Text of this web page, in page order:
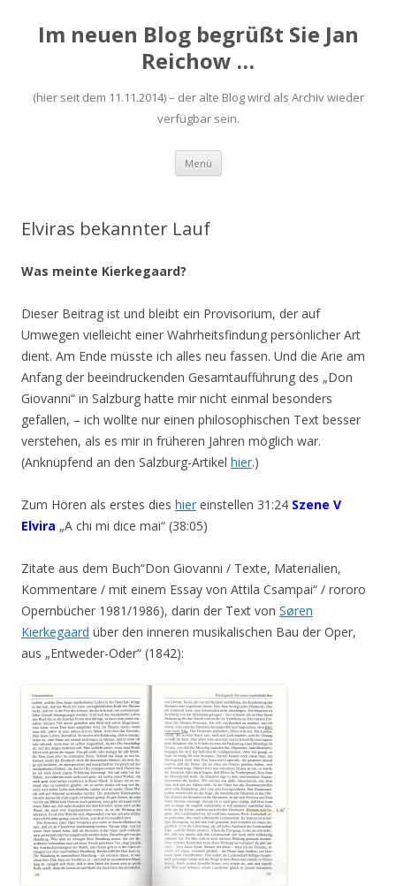
Im neuen Blog begrüßt Sie Jan
Reichow …
(hier seit dem 11.11.2014) – der alte Blog wird als Archiv wieder
verfügbar sein.
Menü Zum
springen
Elviras bekannter Lauf
Was meinte Kierkegaard?
Dieser Beitrag ist und bleibt ein Provisorium, der auf
Umwegen vielleicht einer Wahrheitsfindung persönlicher Art
dient. Am Ende müsste ich alles neu fassen. Und die Arie am
Anfang der beeindruckenden Gesamtaufführung des „Don
Giovanni“ in Salzburg hatte mir nicht einmal besonders
gefallen, – ich wollte nur einen philosophischen Text besser
verstehen, als es mir in früheren Jahren möglich war.
(Anknüpfend an den Salzburg-Artikel hier.)
Zum Hören als erstes dies hier einstellen 31:24 Szene V
Elvira „A chi mi dice mai“ (38:05)
Zitate aus dem Buch“Don Giovanni / Texte, Materialien,
Kommentare / mit einem Essay von Attila Csampai“ / rororo
Opernbücher 1981/1986), darin der Text von Søren
Kierkegaard über den inneren musikalischen Bau der Oper,
aus „Entweder-Oder“ (1842):